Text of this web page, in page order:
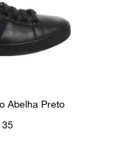
Abelha Preto
35